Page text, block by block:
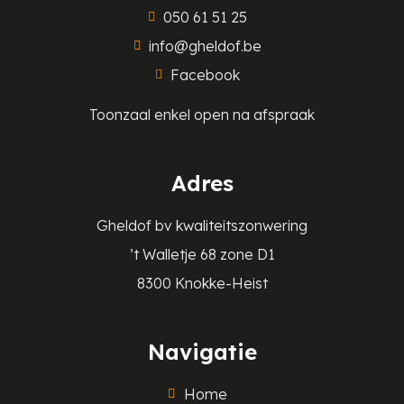
Navigatie
Home
Adres
Gheldof bv kwaliteitszonwering
’t Walletje 68 zone D1
8300 Knokke-Heist
050 61 51 25
info@gheldof.be
Facebook
Toonzaal enkel open na afspraak